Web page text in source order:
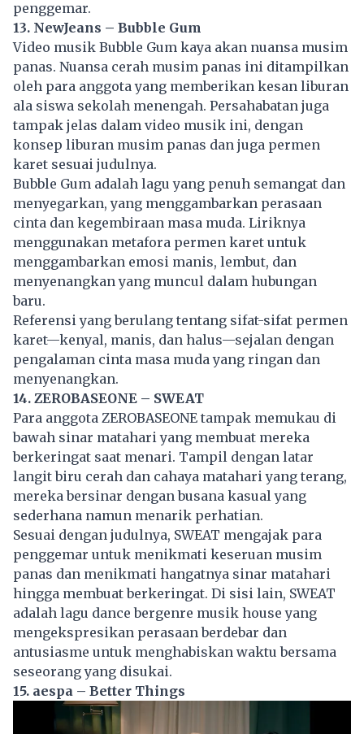
penggemar.
13. NewJeans – Bubble Gum
Video musik Bubble Gum kaya akan nuansa musim
panas. Nuansa cerah musim panas ini ditampilkan
oleh para anggota yang memberikan kesan liburan
ala siswa sekolah menengah. Persahabatan juga
tampak jelas dalam video musik ini, dengan
konsep liburan musim panas dan juga permen
karet sesuai judulnya.
Bubble Gum adalah lagu yang penuh semangat dan
menyegarkan, yang menggambarkan perasaan
cinta dan kegembiraan masa muda. Liriknya
menggunakan metafora permen karet untuk
menggambarkan emosi manis, lembut, dan
menyenangkan yang muncul dalam hubungan
baru.
Referensi yang berulang tentang sifat-sifat permen
karet—kenyal, manis, dan halus—sejalan dengan
pengalaman cinta masa muda yang ringan dan
menyenangkan.
14. ZEROBASEONE – SWEAT
Para anggota ZEROBASEONE tampak memukau di
bawah sinar matahari yang membuat mereka
berkeringat saat menari. Tampil dengan latar
langit biru cerah dan cahaya matahari yang terang,
mereka bersinar dengan busana kasual yang
sederhana namun menarik perhatian.
Sesuai dengan judulnya, SWEAT mengajak para
penggemar untuk menikmati keseruan musim
panas dan menikmati hangatnya sinar matahari
hingga membuat berkeringat. Di sisi lain, SWEAT
adalah lagu dance bergenre musik house yang
mengekspresikan perasaan berdebar dan
antusiasme untuk menghabiskan waktu bersama
seseorang yang disukai.
15. aespa – Better Things